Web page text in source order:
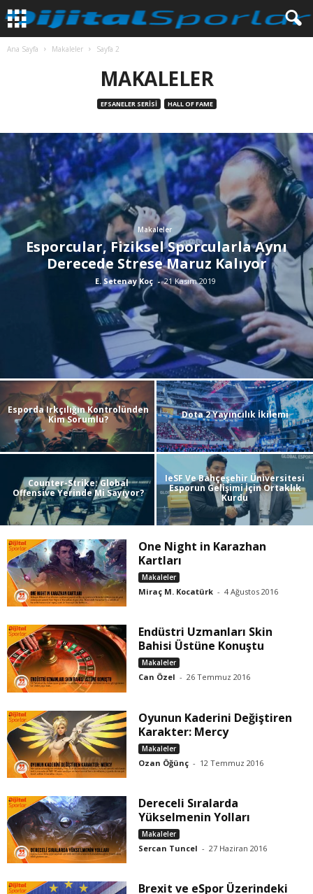
Ana Sayfa Makaleler Sayfa 2
MAKALELER
EFSANELER SERISI HALL OF FAME
Makaleler
Esporcular, Fiziksel Sporcularla Aynı
Derecede Strese Maruz Kalıyor
E. Setenay Koç - 21 Kasım 2019
Esporda Irkçılığın Kontrolünden
Kim Sorumlu?
Dota 2 Yayıncılık İkilemi
Counter-Strike: Global
Offensive Yerinde Mi Sayıyor?
IeSF Ve Bahçeşehir Üniversitesi
Esporun Gelişimi İçin Ortaklık
Kurdu
One Night in Karazhan
Kartları
Makaleler
Miraç M. Kocatürk - 4 Ağustos 2016
Endüstri Uzmanları Skin
Bahisi Üstüne Konuştu
Makaleler
Can Özel - 26 Temmuz 2016
Oyunun Kaderini Değiştiren
Karakter: Mercy
Makaleler
Ozan Öğünç - 12 Temmuz 2016
Dereceli Sıralarda
Yükselmenin Yolları
Makaleler
Sercan Tuncel - 27 Haziran 2016
Brexit ve eSpor Üzerindeki